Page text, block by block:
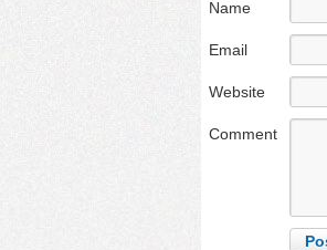
Name
Email
Website
Comment